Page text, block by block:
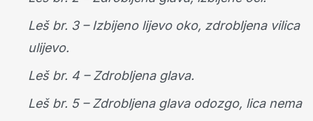
Leš br. 3 – Izbijeno lijevo oko, zdrobljena vilica
ulijevo.
Leš br. 4 – Zdrobljena glava.
Leš br. 5 – Zdrobljena glava odozgo, lica nema